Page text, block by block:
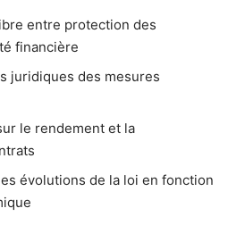
entre protection des
financière
juridiques des mesures
le rendement et la
évolutions de la loi en fonction